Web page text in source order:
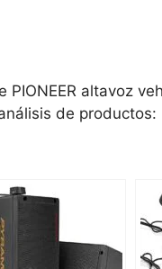
altavoz
de productos: